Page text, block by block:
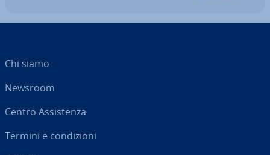
Chi siamo
Newsroom
Centro As­si­sten­za
Termini e con­di­zio­ni